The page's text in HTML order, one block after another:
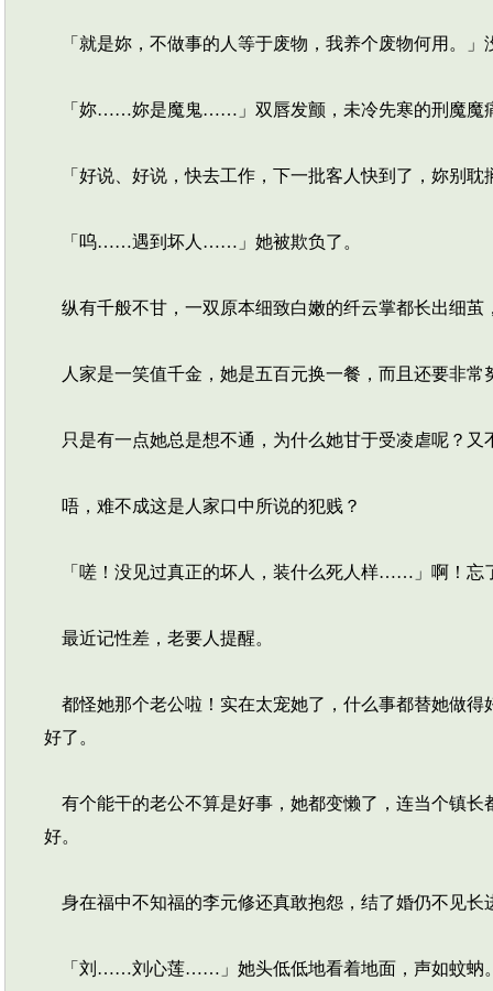
「就是妳，不做事的人等于废物，我养个废物何用。」
「妳……妳是魔鬼……」双唇发颤，未冷先寒的刑魔魔
「好说、好说，快去工作，下一批客人快到了，妳别
「呜……遇到坏人……」她被欺负了。
纵有千般不甘，一双原本细致白嫩的纤云掌都长出细茧
人家是一笑值千金，她是五百元换一餐，而且还要非常
只是有一点她总是想不通，为什么她甘于受凌虐呢？又
唔，难不成这是人家口中所说的犯贱？
「嗟！没见过真正的坏人，装什么死人样……」啊！忘
最近记性差，老要人提醒。
都怪她那个老公啦！实在太宠她了，什么事都替她做得
好了。
有个能干的老公不算是好事，她都变懒了，连当个镇长
好。
身在福中不知福的李元修还真敢抱怨，结了婚仍不见长
「刘……刘心莲……」她头低低地看着地面，声如蚊蚋